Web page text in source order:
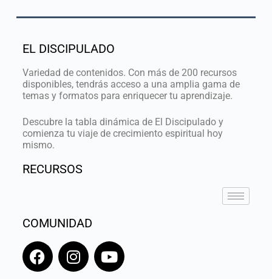
EL DISCIPULADO
Variedad de contenidos. Con más de 200 recursos
disponibles, tendrás acceso a una amplia gama de
temas y formatos para enriquecer tu aprendizaje.
Descubre la tabla dinámica de El Discipulado y
comienza tu viaje de crecimiento espiritual hoy
mismo.
RECURSOS
COMUNIDAD